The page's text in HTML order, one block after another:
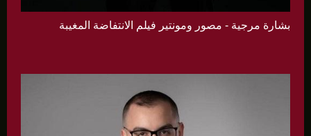
بشارة مرجية - مصور ومونتير فيلم الانتفاضة المغيبة